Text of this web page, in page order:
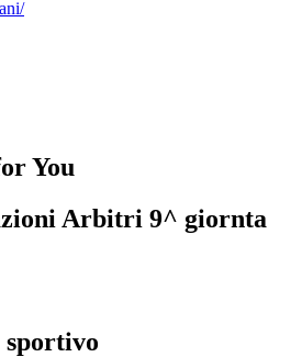
You
Arbitri 9^ giornta
sportivo